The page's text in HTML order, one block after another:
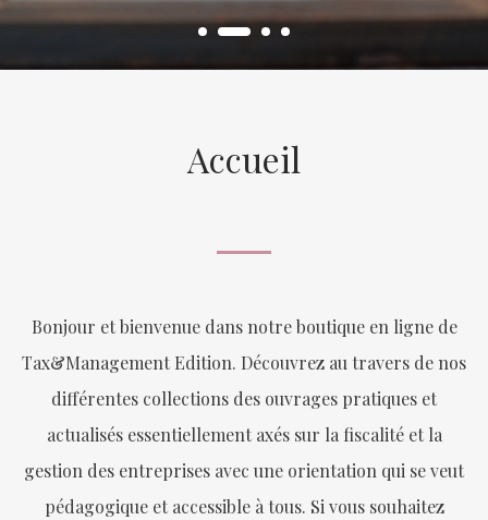
Accueil
Bonjour et bienvenue dans notre boutique en ligne de
Tax&Management Edition. Découvrez au travers de nos
différentes collections des ouvrages pratiques et
actualisés essentiellement axés sur la fiscalité et la
gestion des entreprises avec une orientation qui se veut
pédagogique et accessible à tous. Si vous souhaitez